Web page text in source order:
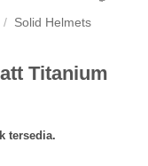
/ Solid Helmets
Titanium
tersedia.